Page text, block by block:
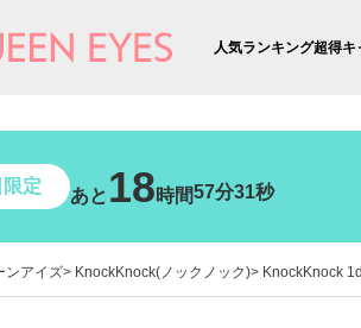
人気ランキング超得キ
定 あと 18時間57分30秒
ンアイズ KnockKnock(ノックノック) KnockKnock